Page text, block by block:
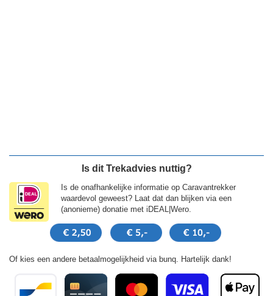
Is dit Trekadvies nuttig?
Is de onafhankelijke informatie op Caravantrekker
waardevol geweest? Laat dat dan blijken via een
(anonieme) donatie met iDEAL|Wero.
Of kies een andere betaalmogelijkheid via bunq. Hartelijk dank!